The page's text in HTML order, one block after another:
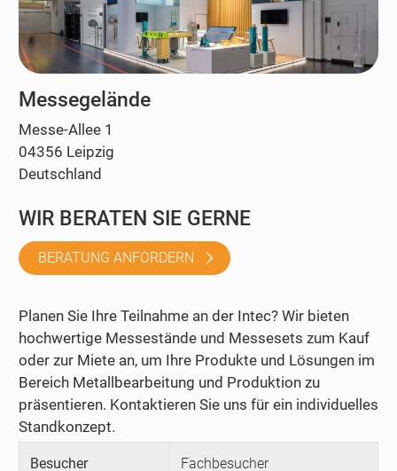
Messegelände
Messe-Allee 1
04356 Leipzig
Deutschland
WIR BERATEN SIE GERNE
BERATUNG ANFORDERN
Planen Sie Ihre Teilnahme an der Intec? Wir bieten
hochwertige Messestände und Messesets zum Kauf
oder zur Miete an, um Ihre Produkte und Lösungen im
Bereich Metallbearbeitung und Produktion zu
präsentieren. Kontaktieren Sie uns für ein individuelles
Standkonzept.
Besucher Fachbesucher